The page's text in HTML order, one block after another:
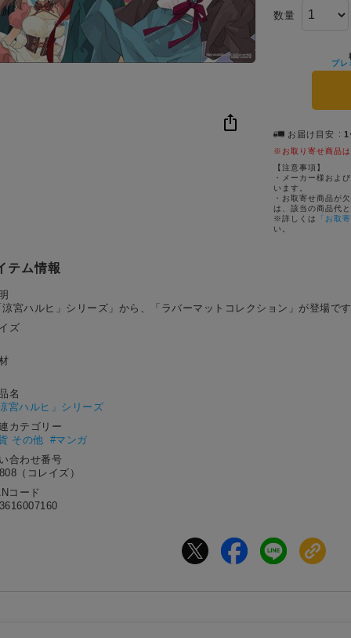
数量
プレ
お届け目安 1
※お取り寄せ商品
【注意事項】
・メーカー様およ
います。
・お取寄せ商品が
は、該当の商品代
※詳しくは
「お取
い。
テム情報
涼宮ハルヒ」シリーズ」から、「ラバーマットコレクション」が登場で
ズ
名
宮ハルヒ」シリーズ
カテゴリー
その他 #マンガ
合わせ番号
（コレイズ）
コード